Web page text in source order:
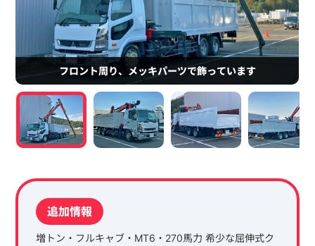
フロント周り、メッキパーツで飾っています
追加情報
増トン・フルキャブ・MT6・270馬力 希少な屈伸式ク